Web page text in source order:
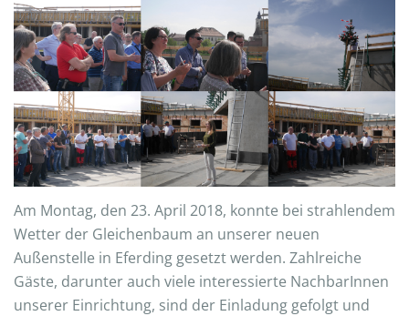
Am Montag, den 23. April 2018, konnte bei strahlendem
Wetter der Gleichenbaum an unserer neuen
Außenstelle in Eferding gesetzt werden. Zahlreiche
Gäste, darunter auch viele interessierte NachbarInnen
unserer Einrichtung, sind der Einladung gefolgt und